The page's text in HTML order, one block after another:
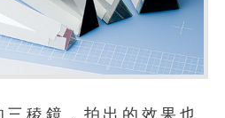
稜鏡，拍出的效果也